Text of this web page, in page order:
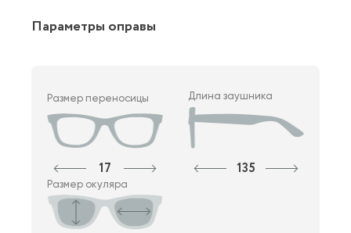
Параметры оправы
Размер переносицы
17
Длина заушника
135
Размер окуляра